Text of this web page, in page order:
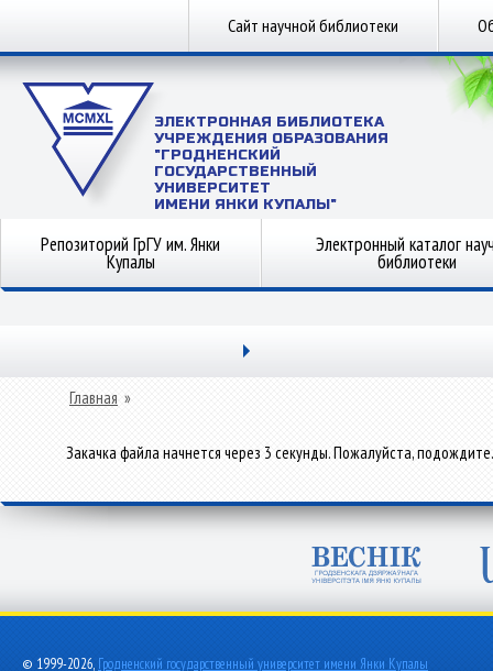
Сайт научной библиотеки
ЭЛЕКТРОННАЯ БИБЛИОТЕКА
УЧРЕЖДЕНИЯ ОБРАЗОВАНИЯ
"ГРОДНЕНСКИЙ
ГОСУДАРСТВЕННЫЙ
УНИВЕРСИТЕТ
ИМЕНИ ЯНКИ КУПАЛЫ"
Репозиторий ГрГУ им. Янки
Купалы
Электронный каталог
библиотеки
Главная »
Закачка файла начнется через 3 секунды. Пожалуйста, подождите.
© 1999-2026, Гродненский государственный университет имени Янки Купалы